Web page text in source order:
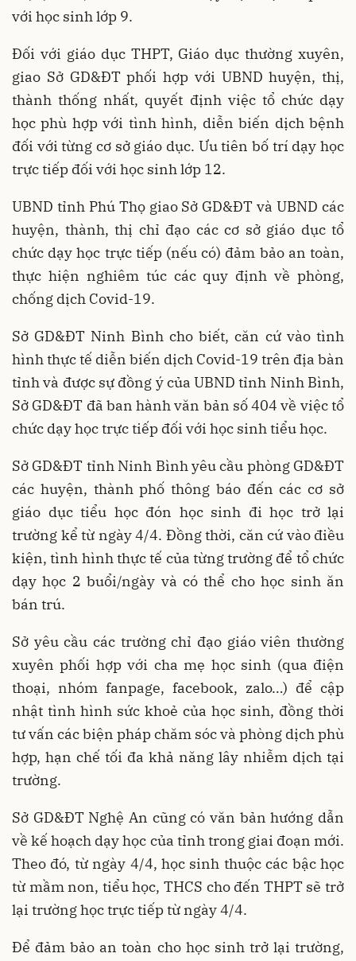
với học sinh lớp 9.
Đối với giáo dục THPT, Giáo dục thường xuyên,
giao Sở GD&ĐT phối hợp với UBND huyện, thị,
thành thống nhất, quyết định việc tổ chức dạy
học phù hợp với tình hình, diễn biến dịch bệnh
đối với từng cơ sở giáo dục. Ưu tiên bố trí dạy học
trực tiếp đối với học sinh lớp 12.
UBND tỉnh Phú Thọ giao Sở GD&ĐT và UBND các
huyện, thành, thị chỉ đạo các cơ sở giáo dục tổ
chức dạy học trực tiếp (nếu có) đảm bảo an toàn,
thực hiện nghiêm túc các quy định về phòng,
chống dịch Covid-19.
Sở GD&ĐT Ninh Bình cho biết, căn cứ vào tình
hình thực tế diễn biến dịch Covid-19 trên địa bàn
tỉnh và được sự đồng ý của UBND tỉnh Ninh Bình,
Sở GD&ĐT đã ban hành văn bản số 404 về việc tổ
chức dạy học trực tiếp đối với học sinh tiểu học.
Sở GD&ĐT tỉnh Ninh Bình yêu cầu phòng GD&ĐT
các huyện, thành phố thông báo đến các cơ sở
giáo dục tiểu học đón học sinh đi học trở lại
trường kể từ ngày 4/4. Đồng thời, căn cứ vào điều
kiện, tình hình thực tế của từng trường để tổ chức
dạy học 2 buổi/ngày và có thể cho học sinh ăn
bán trú.
Sở yêu cầu các trường chỉ đạo giáo viên thường
xuyên phối hợp với cha mẹ học sinh (qua điện
thoại, nhóm fanpage, facebook, zalo…) để cập
nhật tình hình sức khoẻ của học sinh, đồng thời
tư vấn các biện pháp chăm sóc và phòng dịch phù
hợp, hạn chế tối đa khả năng lây nhiễm dịch tại
trường.
Sở GD&ĐT Nghệ An cũng có văn bản hướng dẫn
về kế hoạch dạy học của tỉnh trong giai đoạn mới.
Theo đó, từ ngày 4/4, học sinh thuộc các bậc học
từ mầm non, tiểu học, THCS cho đến THPT sẽ trở
lại trường học trực tiếp từ ngày 4/4.
Để đảm bảo an toàn cho học sinh trở lại trường,